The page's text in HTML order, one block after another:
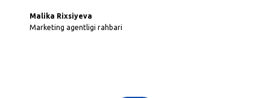
Malika Rixsiyeva
Marketing agentligi rahbari